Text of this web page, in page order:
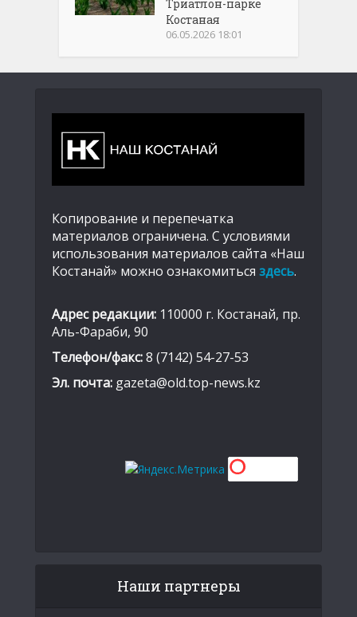
Триатлон-парке
Костаная
06.05.2026 18:01
Копирование и перепечатка
материалов ограничена. С условиями
использования материалов сайта «Наш
Костанай» можно ознакомиться здесь.
Адрес редакции: 110000 г. Костанай, пр.
Аль-Фараби, 90
Телефон/факс:8 (7142) 54-27-53
Эл. почта: gazeta@old.top-news.kz
Наши партнеры